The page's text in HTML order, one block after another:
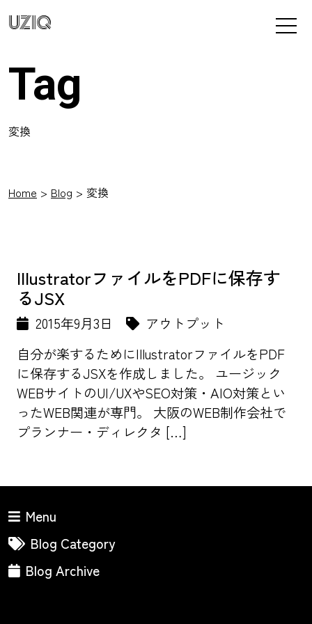
UZIQ
Tag
変換
Home Blog 変換
IllustratorファイルをPDFに保存す
るJSX
2015年9月3日
アウトプット
自分が楽するためにIllustratorファイルをPDF
に保存するJSXを作成しました。 ユージック
WEBサイトのUI/UXやSEO対策・AIO対策とい
ったWEB関連が専門。 大阪のWEB制作会社で
プランナー・ディレクタ […]
Menu
Blog Category
Blog Archive